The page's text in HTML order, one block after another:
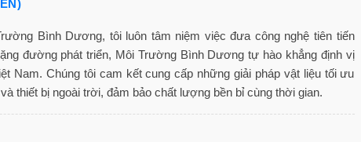
Bình Dương, tôi luôn tâm niệm việc đưa công nghệ tiên tiến
đường phát triển, Môi Trường Bình Dương tự hào khẳng định vị
Nam. Chúng tôi cam kết cung cấp những giải pháp vật liệu tối ưu
thiết bị ngoài trời, đảm bảo chất lượng bền bỉ cùng thời gian.